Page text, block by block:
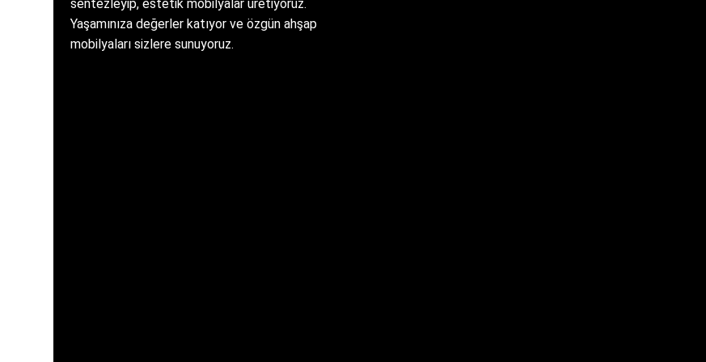
sentezleyip, estetik mobilyalar üretiyoruz.
Yaşamınıza değerler katıyor ve özgün ahşap
mobilyaları sizlere sunuyoruz.